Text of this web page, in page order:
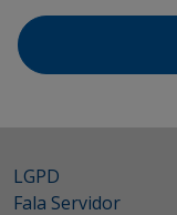
LGPD
Fala Servidor